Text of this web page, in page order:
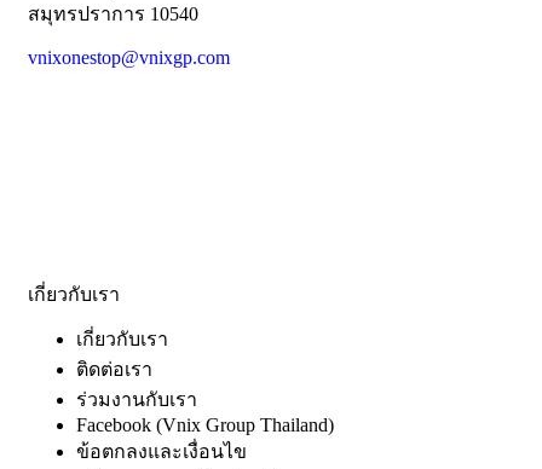
สมุทรปราการ 10540
vnixonestop@vnixgp.com
เกี่ยวกับเรา
เกี่ยวกับเรา
ติดต่อเรา
ร่วมงานกับเรา
Facebook (Vnix Group Thailand)
ข้อตกลงและเงื่อนไข